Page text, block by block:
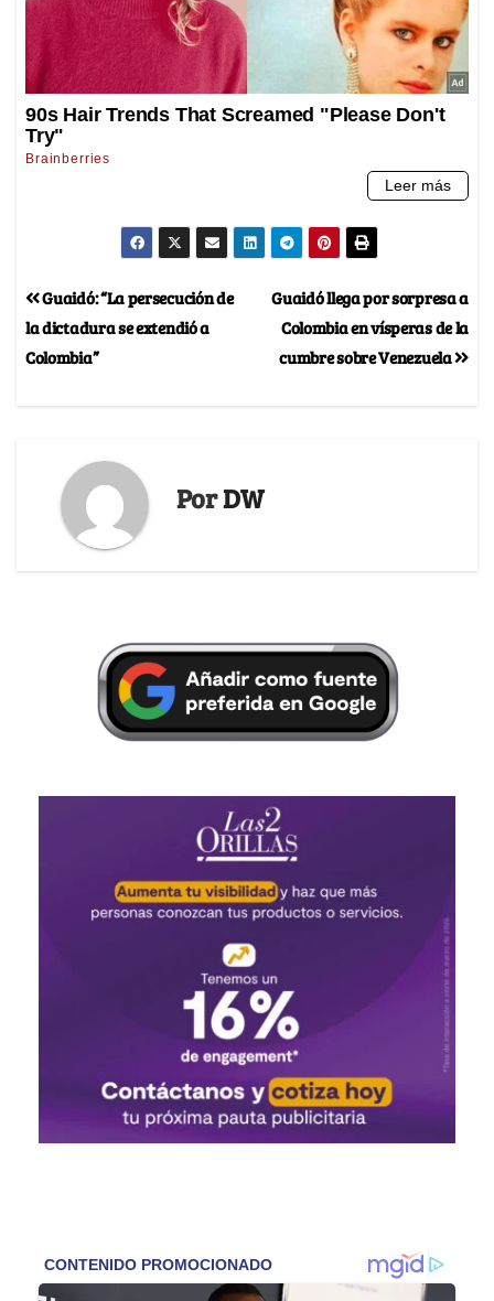
Guaidó llega por sorpresa a
Colombia en vísperas de la
cumbre sobre Venezuela
Guaidó: “La persecución de
la dictadura se extendió a
Colombia”
PorDW